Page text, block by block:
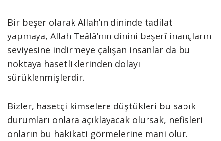
Bir beşer olarak Allah’ın dininde tadilat
yapmaya, Allah Teâlâ’nın dinini beşerî inançların
seviyesine indirmeye çalışan insanlar da bu
noktaya hasetliklerinden dolayı
sürüklenmişlerdir.
Bizler, hasetçi kimselere düştükleri bu sapık
durumları onlara açıklayacak olursak, nefisleri
onların bu hakikati görmelerine mani olur.